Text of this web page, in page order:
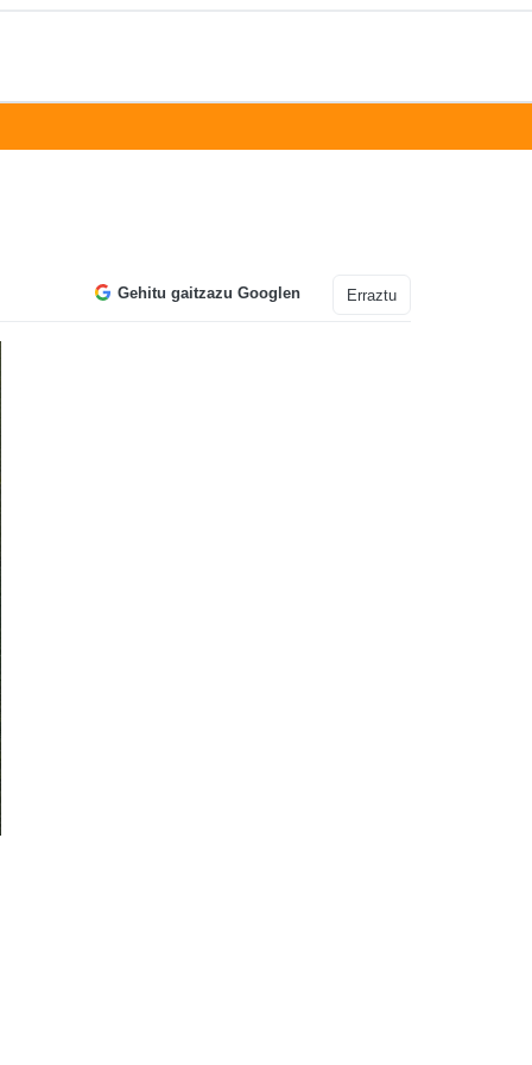
Gehitu gaitzazu Googlen Erraztu